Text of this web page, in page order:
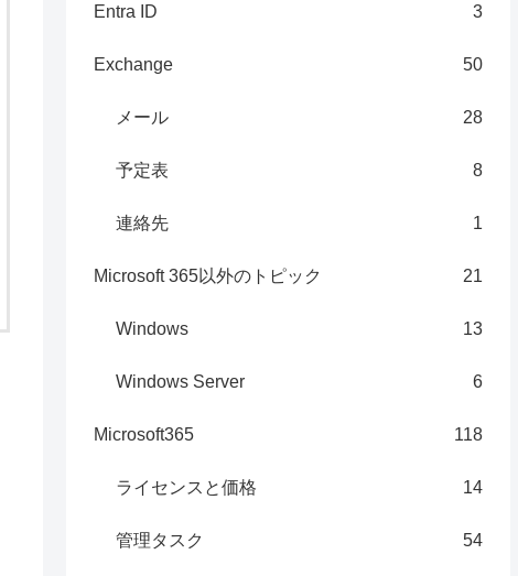
Entra ID 3
Exchange 50
メール 28
予定表 8
連絡先 1
Microsoft 365以外のトピック 21
Windows 13
Windows Server 6
Microsoft365 118
ライセンスと価格 14
管理タスク 54